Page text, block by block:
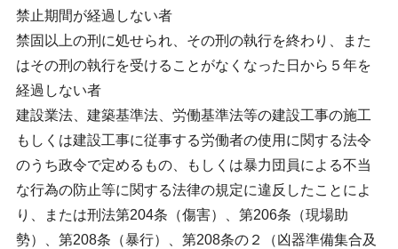
禁止期間が経過しない者
禁固以上の刑に処せられ、その刑の執行を終わり、また
はその刑の執行を受けることがなくなった日から５年を
経過しない者
建設業法、建築基準法、労働基準法等の建設工事の施工
もしくは建設工事に従事する労働者の使用に関する法令
のうち政令で定めるもの、もしくは暴力団員による不当
な行為の防止等に関する法律の規定に違反したことによ
り、または刑法第204条（傷害）、第206条（現場助
勢）、第208条（暴行）、第208条の２（凶器準備集合及